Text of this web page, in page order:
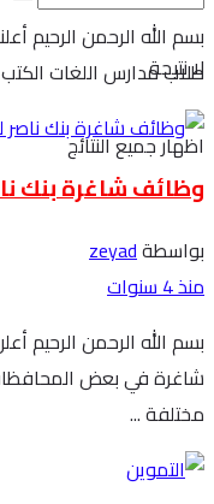
لا نتيجة
اظهار جميع النتائج
بسم الله الرحمن الرحيم
طلاب مدارس اللغات الكتب
وظائف شاغرة بنك
بواسطةzeyad
منذ 4 سنوات
بسم الله الرحمن الرحيم
شاغرة في بعض
مختلفة ...